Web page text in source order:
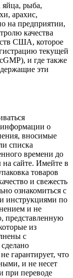
яйца, рыба,
арахис,
на предприятии,
качества
США, которое
текущей
и где также
эти
информации о
вносимые
списка
времени до
сайте. Имейте в
товаров
и свежесть
ознакомиться с
инструкциями по
и не
представленную
из
с
гарантирует, что
и не несет
при переводе